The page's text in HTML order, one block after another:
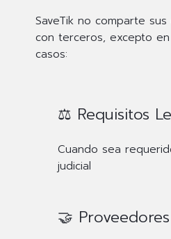
SaveTik no comparte
con terceros, excepto
casos:
⚖️ Requisitos
Cuando sea
judicial
🤝